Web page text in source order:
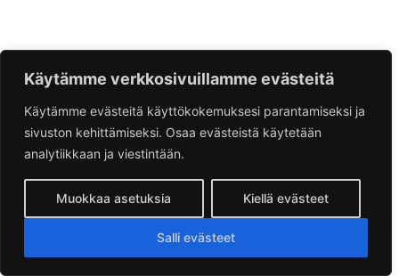
Käytämme verkkosivuillamme evästeitä
Käytämme evästeitä käyttökokemuksesi parantamiseksi ja
sivuston kehittämiseksi. Osaa evästeistä käytetään
analytiikkaan ja viestintään.
Muokkaa asetuksia Kiellä evästeet
Salli evästeet